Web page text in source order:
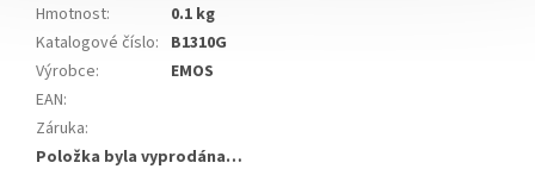
Hmotnost:
0.1 kg
Katalogové číslo: B1310G
Výrobce:
EMOS
EAN:
Záruka:
Položka byla vyprodána…